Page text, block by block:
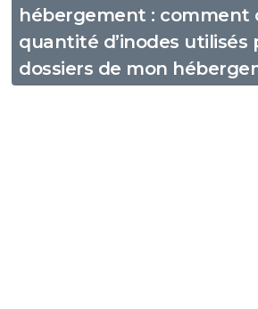
hébergement : comment
quantité d’inodes utilisés
dossiers de mon